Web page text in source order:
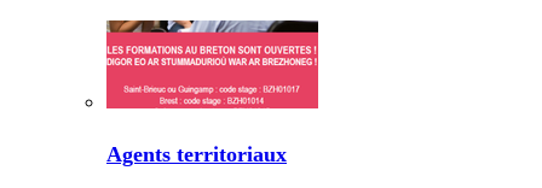
Agents territoriaux